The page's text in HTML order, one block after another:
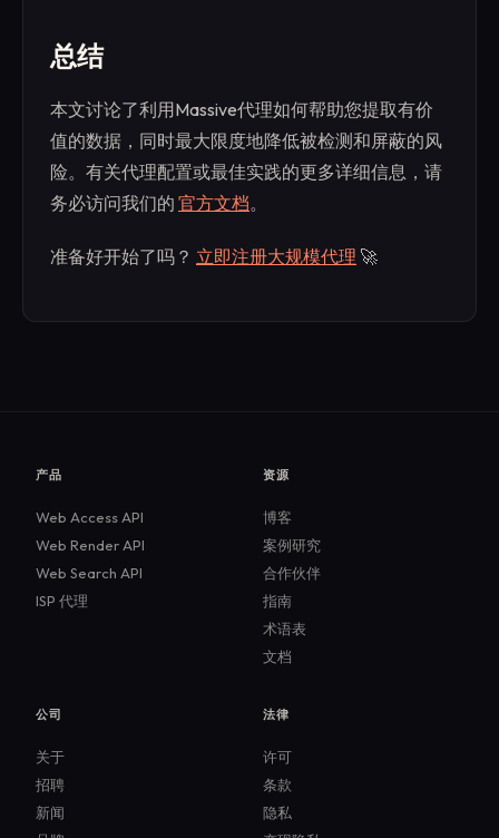
总结
本文讨论了利用Massive代理如何帮助您提取有价
值的数据，同时最大限度地降低被检测和屏蔽的风
险。有关代理配置或最佳实践的更多详细信息，请
务必访问我们的 官方文档。
准备好开始了吗？ 立即注册大规模代理 🚀
产品
Web Access API
Web Render API
Web Search API
ISP 代理
资源
博客
案例研究
合作伙伴
指南
术语表
文档
公司
关于
招聘
新闻
法律
许可
条款
隐私